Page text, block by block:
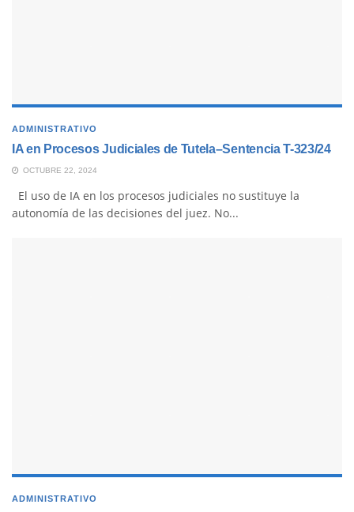
ADMINISTRATIVO
IA en Procesos Judiciales de Tutela–Sentencia T-323/24
OCTUBRE 22, 2024
El uso de IA en los procesos judiciales no sustituye la
autonomía de las decisiones del juez. No...
ADMINISTRATIVO